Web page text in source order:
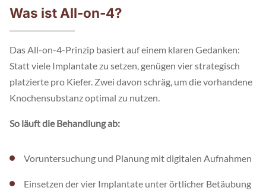
Was ist All-on-4?
Das All-on-4-Prinzip basiert auf einem klaren Gedanken:
Statt viele Implantate zu setzen, genügen vier strategisch
platzierte pro Kiefer. Zwei davon schräg, um die vorhandene
Knochensubstanz optimal zu nutzen.
So läuft die Behandlung ab:
Voruntersuchung und Planung mit digitalen Aufnahmen
Einsetzen der vier Implantate unter örtlicher Betäubung